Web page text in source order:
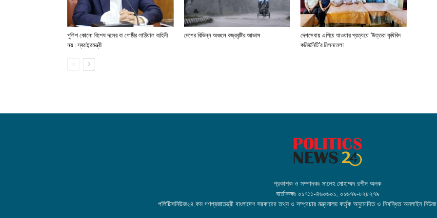
পুলিশ কোনো বিশেষ দলের বা গোষ্ঠীর লাঠিয়াল বাহিনী
নয় : স্বরাষ্ট্রমন্ত্রী
দেশের বিভিন্ন অঞ্চলে বজ্রবৃষ্টির আভাস
দেশসেবায় এগিয়ে যাওয়ার প্রত্যয়ে ‘উত্তরা কৃষিবিদ
কমিউনিটি’র মিলনমেলা
প্রকাশক ও সম্পাদকঃ সালেহ মোহাম্মদ রশীদ অলক
বার্তাকক্ষঃ ০১৭১১-৪৬০৬০১, ০১৬৭৯-৮২৮২৭৯
পলিটিক্সনিউজ২৪.কম গণপ্রজাতন্ত্রী বাংলাদেশ সরকারের তথ্য ও সম্প্রচার মন্ত্রনালয় কর্তৃক অনুমোদিত ও নিবন্ধিত অনলাইন